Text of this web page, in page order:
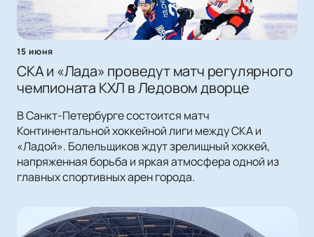
15 июня
СКА и «Лада» проведут матч регулярного
чемпионата КХЛ в Ледовом дворце
В Санкт-Петербурге состоится матч
Континентальной хоккейной лиги между СКА и
«Ладой». Болельщиков ждут зрелищный хоккей,
напряженная борьба и яркая атмосфера одной из
главных спортивных арен города.